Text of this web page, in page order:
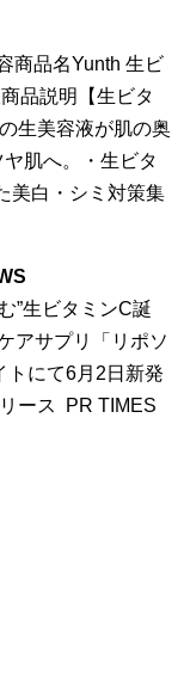
商品名Yunth 生ビ
品説明【生ビタ
生美容液が肌の奥
肌へ。・生ビタ
美白・シミ対策集
”生ビタミンC誕
アサプリ「リポソ
トにて6月2日新発
ース PR TIMES